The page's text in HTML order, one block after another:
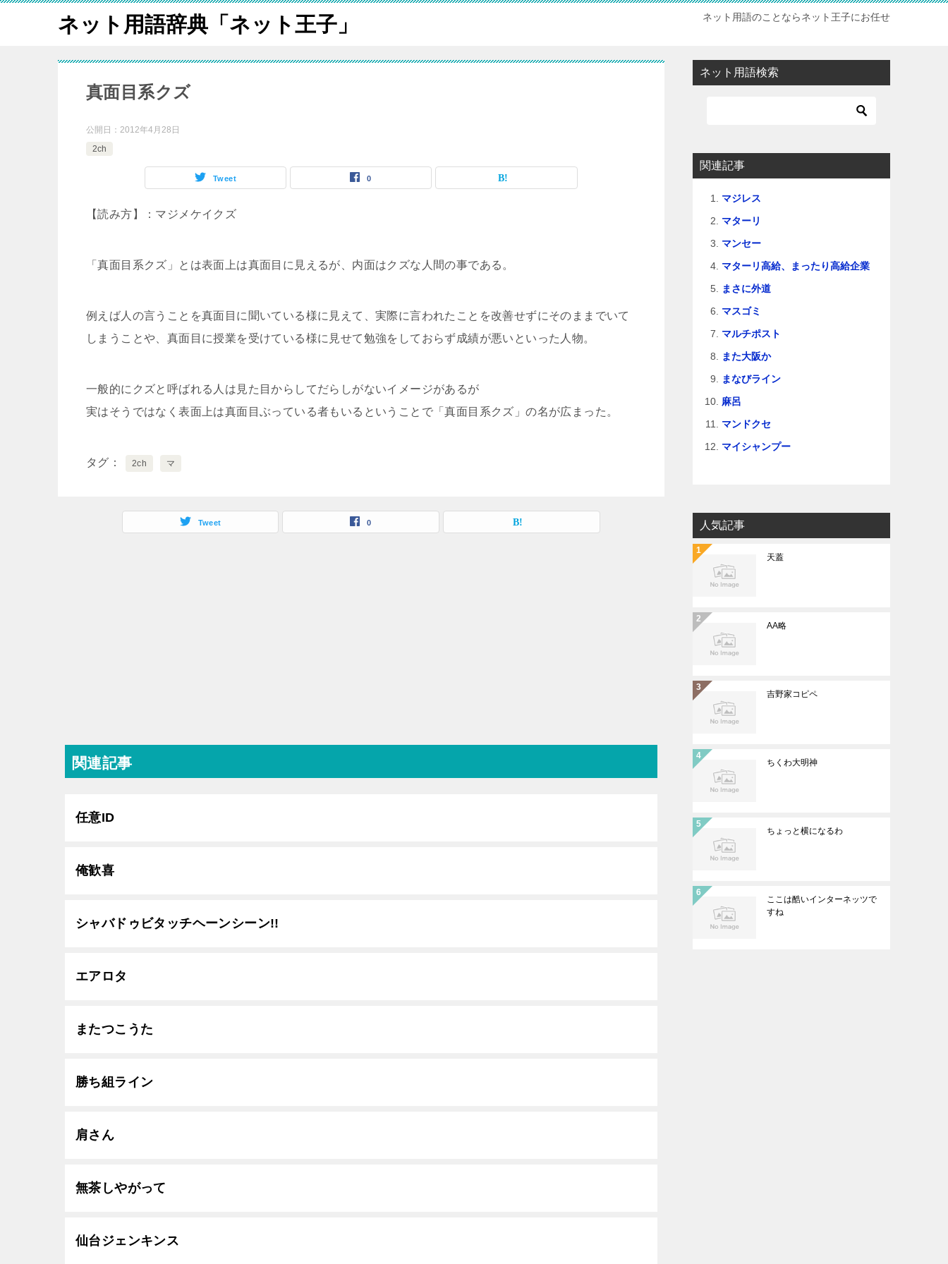
ネット用語辞典「ネット王子」 ネット用語のことならネット王子にお任せ
真面目系クズ
公開日： 2012年4月28日
2ch
Tweet 0
【読み方】：マジメケイクズ
「真面目系クズ」とは表面上は真面目に見えるが、内面はクズな人間の事である。
例えば人の言うことを真面目に聞いている様に見えて、実際に言われたことを改善せずにそのままでいて
しまうことや、真面目に授業を受けている様に見せて勉強をしておらず成績が悪いといった人物。
一般的にクズと呼ばれる人は見た目からしてだらしがないイメージがあるが
実はそうではなく表面上は真面目ぶっている者もいるということで「真面目系クズ」の名が広まった。
タグ 2ch マ
Tweet 0
関連記事
任意ID
俺歓喜
シャバドゥビタッチヘーンシーン!!
エアロタ
またつこうた
勝ち組ライン
肩さん
無茶しやがって
仙台ジェンキンス
ネット用語検索
関連記事
マジレス
マターリ
マンセー
マターリ高給、まったり高給企業
まさに外道
マスゴミ
マルチポスト
また大阪か
まなびライン
麻呂
マンドクセ
マイシャンプー
人気記事
天蓋
AA略
吉野家コピペ
ちくわ大明神
ちょっと横になるわ
ここは酷いインターネッツで
すね